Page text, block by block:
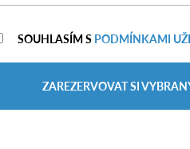
SOUHLASÍM S PODMÍNKAMI
ZAREZERVOVAT SI